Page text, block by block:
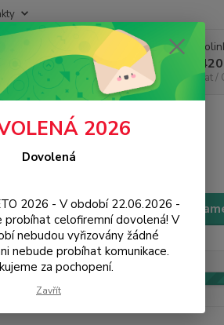
Hledat
Chat
redukce Samsung
Samsung
Filtr - výrobci a
2026
Dovolená
2026 - V období 22.06.2026 -
probíhat celofiremní dovolená! V
nebudou vyřizovány žádné
nebude probíhat komunikace.
za pochopení.
Zavřít